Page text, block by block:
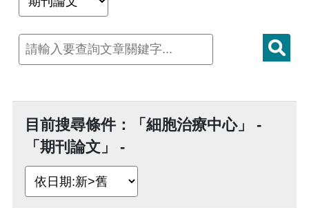
目前搜尋條件：「細胞治療中心」 -
「期刊論文」 -